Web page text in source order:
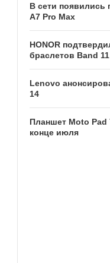
В сети появились
A7 Pro Max
HONOR
браслетов Band
Lenovo
14
Планшет Moto Pad
конце июля